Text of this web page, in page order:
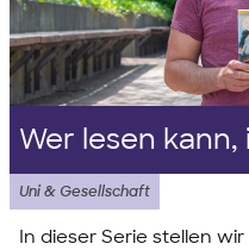
Wer lesen
Uni & Gesellschaft
In dieser Serie stellen